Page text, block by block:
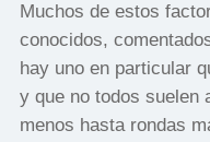
Muchos de estos
conocidos,
hay uno en particular
y que no todos suelen
menos hasta rondas